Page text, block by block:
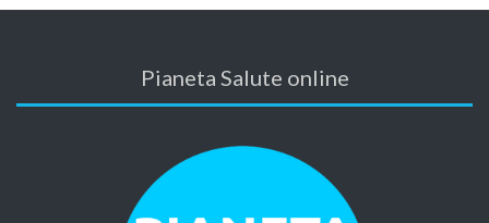
Pianeta Salute online